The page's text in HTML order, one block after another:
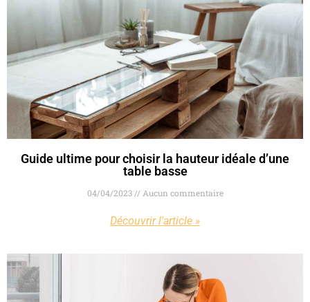
Guide ultime pour choisir la hauteur idéale d’une
table basse
04/04/2023 Aucun commentaire
Découvrir l'article »